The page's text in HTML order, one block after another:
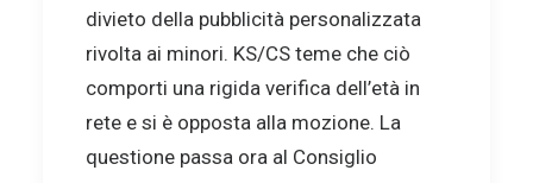
divieto della pubblicità personalizzata
rivolta ai minori. KS/CS teme che ciò
comporti una rigida verifica dell’età in
rete e si è opposta alla mozione. La
questione passa ora al Consiglio